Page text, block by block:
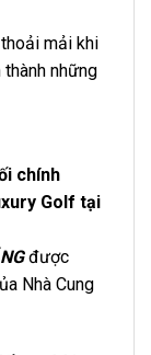
mải khi
những
chính
Golf tại
được
Nhà Cung